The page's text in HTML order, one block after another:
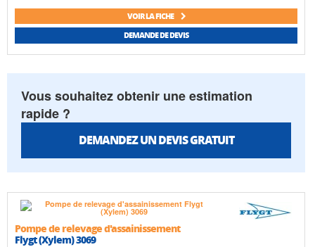
VOIR LA FICHE
DEMANDE DE DEVIS
Vous souhaitez obtenir une estimation
rapide ?
DEMANDEZ UN DEVIS GRATUIT
Pompe de relevage d'assainissement
Flygt (Xylem) 3069